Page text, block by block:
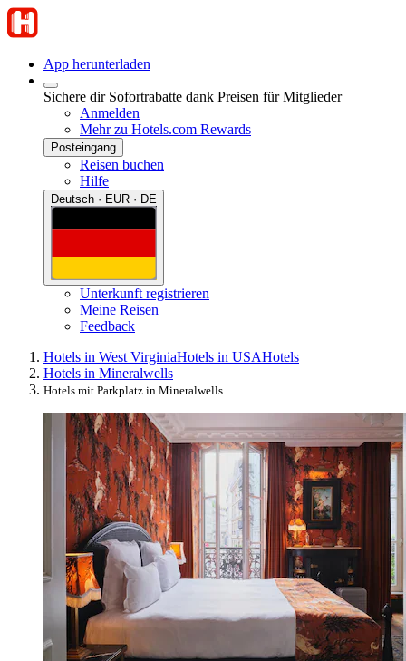
App herunterladen
Sichere dir Sofortrabatte dank Preisen für Mitglieder
Anmelden
Mehr zu Hotels.com Rewards
Posteingang
Reisen buchen
Hilfe
Deutsch · EUR · DE
Unterkunft registrieren
Meine Reisen
Feedback
Hotels in West VirginiaHotels in USAHotels
Hotels in Mineralwells
Hotels mit Parkplatz in Mineralwells